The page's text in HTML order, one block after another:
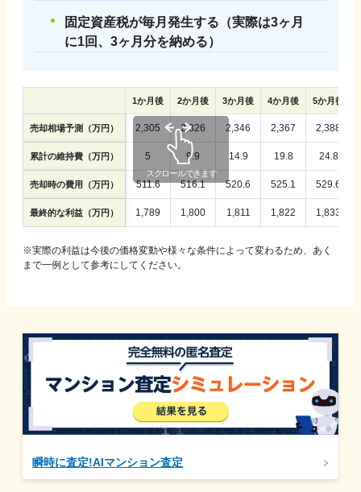
固定資産税が毎月発生する（実際は3ヶ月
に1回、3ヶ月分を納める）
1か月後 2か月後 3か月後 4か月後 5か月後
売却相場予測（万円） 2,305 2,326 2,346 2,367 2,388
累計の維持費（万円） 5 9.9 14.9 19.8 24.8
売却時の費用（万円） 511.6 516.1 520.6 525.1 529.6
最終的な利益（万円） 1,789 1,800 1,811 1,822 1,833
※実際の利益は今後の価格変動や様々な条件によって変わるため、あく
まで一例として参考にしてください。
瞬時に査定!AIマンション査定